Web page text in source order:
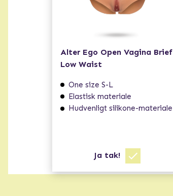
Alter Ego Open Vagina Brief
Low Waist
One size S-L
Elastisk materiale
Hudvenligt silikone-materiale
Ja tak!